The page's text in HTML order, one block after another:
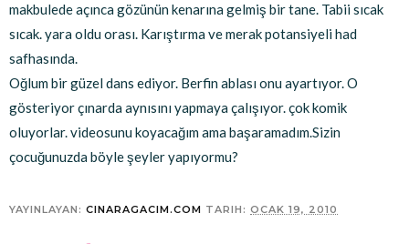
makbulede açınca gözünün kenarına gelmiş bir tane. Tabii sıcak
sıcak. yara oldu orası. Karıştırma ve merak potansiyeli had
safhasında.
Oğlum bir güzel dans ediyor. Berfin ablası onu ayartıyor. O
gösteriyor çınarda aynısını yapmaya çalışıyor. çok komik
oluyorlar. videosunu koyacağım ama başaramadım.Sizin
çocuğunuzda böyle şeyler yapıyormu?
YAYINLAYAN: CINARAGACIM.COM TARIH: OCAK 19, 2010